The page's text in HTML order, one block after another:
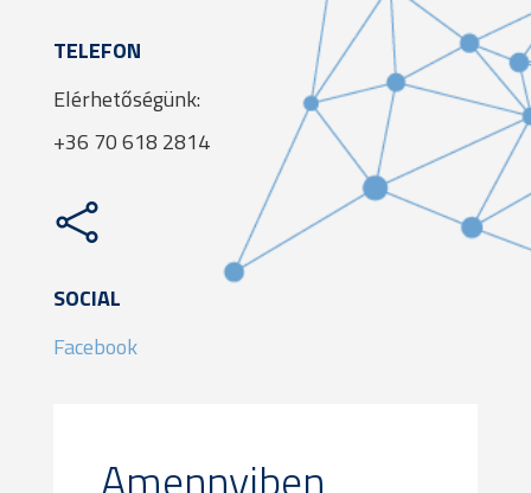
TELEFON
Elérhetőségünk:
+36 70 618 2814

SOCIAL
Facebook